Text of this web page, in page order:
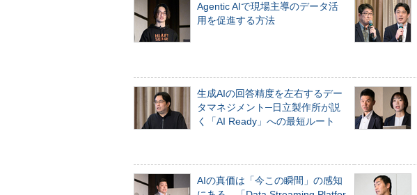
Agentic AIで現場主導のデータ活
用を促進する方法
生成AIの回答精度を左右するデー
タマネジメント─日立製作所が説
く「AI Ready」への最短ルート
AIの真価は「今この瞬間」の感知